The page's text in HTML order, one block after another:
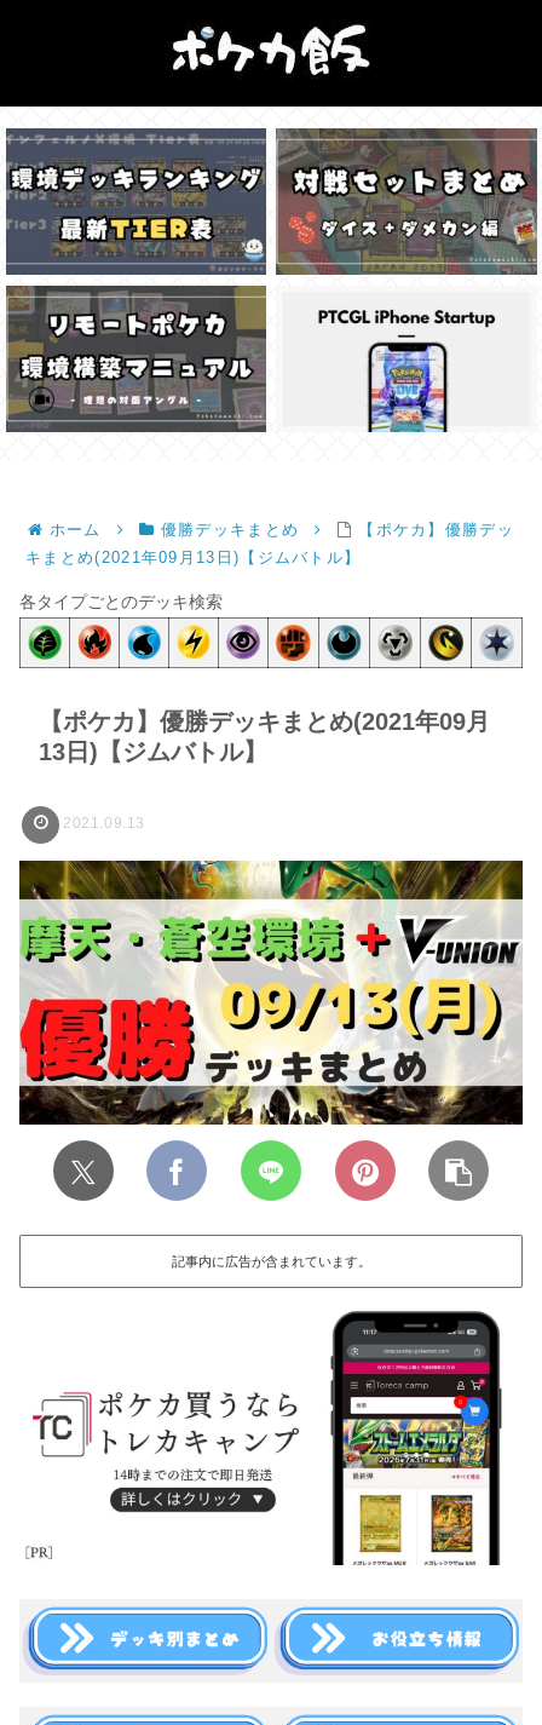
ホーム 優勝デッキまとめ
【ポケカ】優勝デッ
キまとめ(2021年09月13日)【ジムバトル】
各タイプごとのデッキ検索
【ポケカ】優勝デッキまとめ(2021年09月
13日)【ジムバトル】
2021.09.13
記事内に広告が含まれています。